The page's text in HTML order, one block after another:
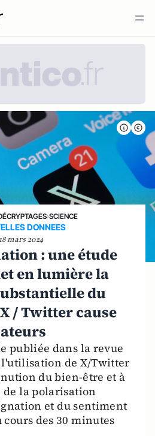
›SCIENCE
DONNEES
18 mars 2024
: une étude
en lumière la
du
/ Twitter cause
publiée dans la revue
de X/Twitter
du bien-être et à
la polarisation
et du sentiment
des 30 minutes